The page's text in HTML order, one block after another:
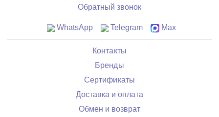
Обратный звонок
WhatsApp Telegram Max
Контакты
Бренды
Сертификаты
Доставка и оплата
Обмен и возврат